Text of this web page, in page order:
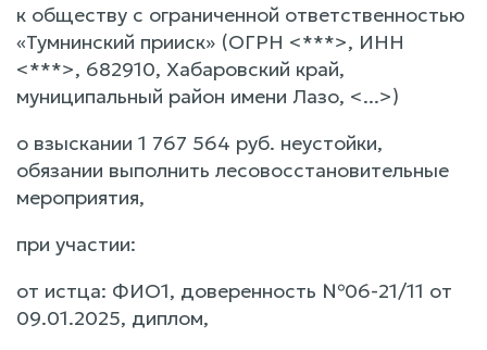
к обществу с ограниченной ответственностью
«Тумнинский прииск» (ОГРН <***>, ИНН
<***>, 682910, Хабаровский край,
муниципальный район имени Лазо, <...>)
о взыскании 1 767 564 руб. неустойки,
обязании выполнить лесовосстановительные
мероприятия,
при участии:
от истца: ФИО1, доверенность №06-21/11 от
09.01.2025, диплом,